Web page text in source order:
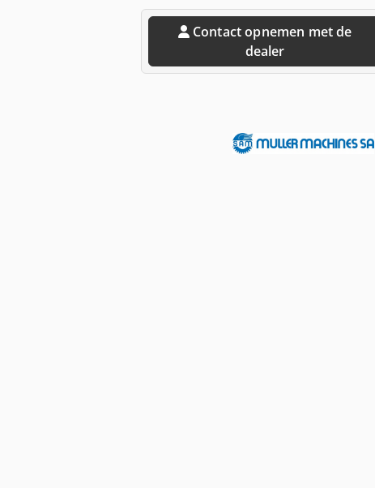
Contact opnemen met de
dealer